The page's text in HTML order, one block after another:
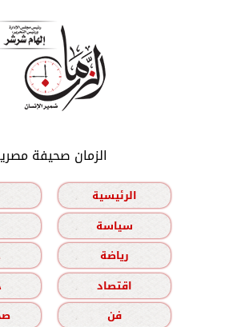
الزمان صحيفة
الرئيسية
سياسة
رياضة
اقتصاد
فن